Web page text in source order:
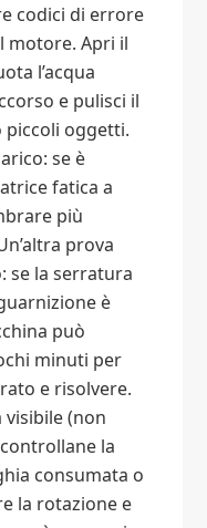
codici di errore
motore. Apri il
l’acqua
e pulisci il
oggetti.
se è
fatica a
più
prova
se la serratura
è
può
minuti per
e risolvere.
visibile (non
la
consumata o
la rotazione e